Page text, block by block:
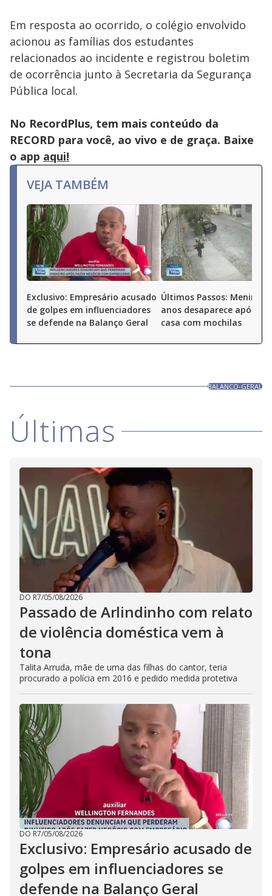
Em resposta ao ocorrido, o colégio envolvido
acionou as famílias dos estudantes
relacionados ao incidente e registrou boletim
de ocorrência junto à Secretaria da Segurança
Pública local.
No RecordPlus, tem mais conteúdo da
RECORD para você, ao vivo e de graça. Baixe
o app aqui!
VEJA TAMBÉM
Exclusivo: Empresário acusado
de golpes em influenciadores
se defende na Balanço Geral
Últimos Passos: Menina
anos desaparece após
casa com mochilas
BALANCO-GERAL
Últimas
DO R7/05/08/2026
Passado de Arlindinho com relato
de violência doméstica vem à
tona
Talita Arruda, mãe de uma das filhas do cantor, teria
procurado a polícia em 2016 e pedido medida protetiva
DO R7/05/08/2026
Exclusivo: Empresário acusado de
golpes em influenciadores se
defende na Balanço Geral